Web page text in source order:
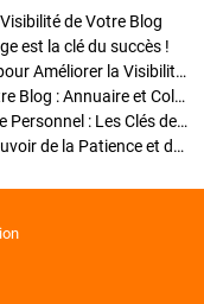
de Votre Blog
est la clé du succès !
Optimisation SEO des Articles : Stratégies pour Améliorer la Visibilité de Votre Blog
Stratégies pour améliorer la visibilité de votre Blog : Annuaire et Collaborations
Pourquoi Investir dans un Nom de Domaine Personnel : Les Clés de la Réussite de Votre Blog
Comment Faire Émerger Votre Blog : Le Pouvoir de la Patience et de la Persévérance